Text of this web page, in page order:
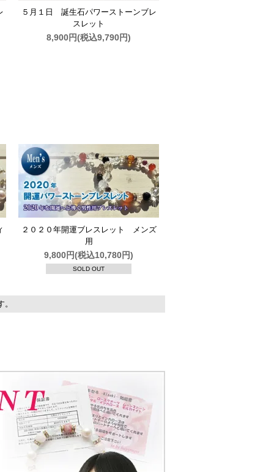
５月１日 誕生石パワーストーンブレ
スレット
8,900円(税込9,790円)
２０２０年開運ブレスレット メンズ
用
9,800円(税込10,780円)
SOLD OUT